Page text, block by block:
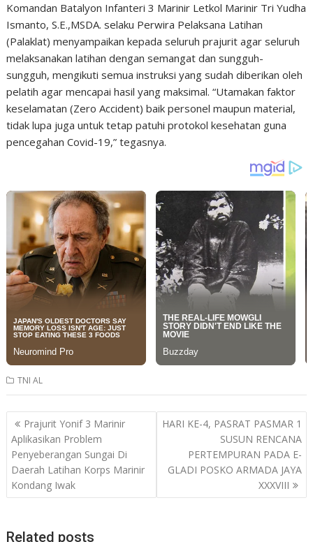
Komandan Batalyon Infanteri 3 Marinir Letkol Marinir Tri Yudha
Ismanto, S.E.,MSDA. selaku Perwira Pelaksana Latihan
(Palaklat) menyampaikan kepada seluruh prajurit agar seluruh
melaksanakan latihan dengan semangat dan sungguh-
sungguh, mengikuti semua instruksi yang sudah diberikan oleh
pelatih agar mencapai hasil yang maksimal. “Utamakan faktor
keselamatan (Zero Accident) baik personel maupun material,
tidak lupa juga untuk tetap patuhi protokol kesehatan guna
pencegahan Covid-19,” tegasnya.
TNI AL
Post
navigation
Prajurit Yonif 3 Marinir
Aplikasikan Problem
Penyeberangan Sungai Di
Daerah Latihan Korps Marinir
Kondang Iwak
HARI KE-4, PASRAT PASMAR 1
SUSUN RENCANA
PERTEMPURAN PADA E-
GLADI POSKO ARMADA JAYA
XXXVIII
Related posts